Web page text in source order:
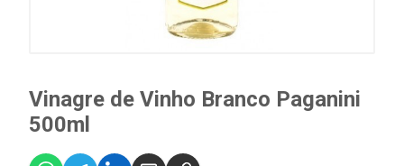
Vinagre de Vinho Branco Paganini
500ml